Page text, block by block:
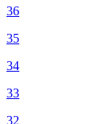
36
35
34
33
32